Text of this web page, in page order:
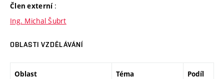
Člen externí :
Ing. Michal Šubrt
OBLASTI VZDĚLÁVÁNÍ
Oblast Téma
Podíl